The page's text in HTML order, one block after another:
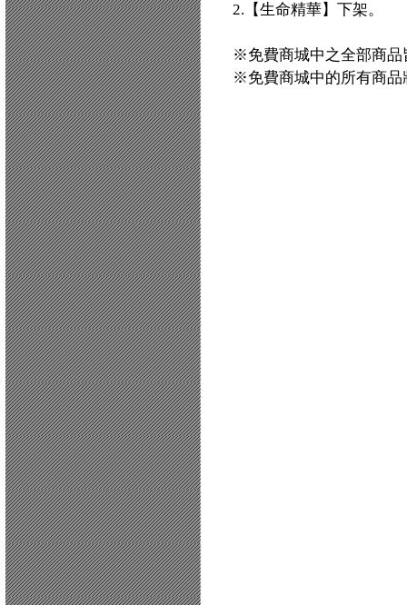
2.【生命精華】下架。
※免費商城中之全部商品
※免費商城中的所有商品